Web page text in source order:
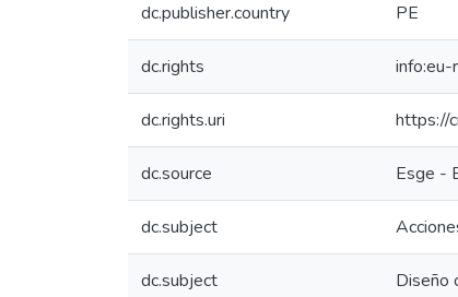
dc.publisher.country PE
dc.rights info:eu-
dc.rights.uri https://
dc.source Esge -
dc.subject
dc.subject Diseño